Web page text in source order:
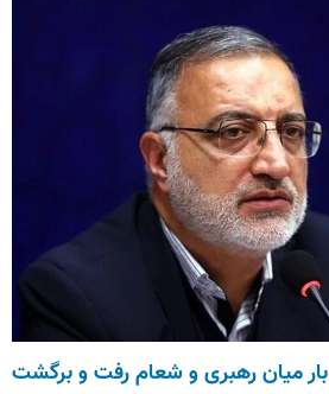
تفاهم‌نامه با آمریکا ۲۵ بار میان رهبری و شعام رفت و برگشت